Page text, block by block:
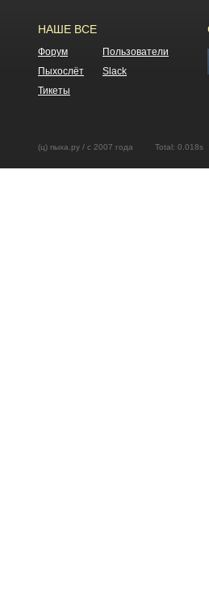
НАШЕ ВСЕ
Форум
Пользователи
Пыхослёт
Slack
Тикеты
(ц) пыха.ру / с 2007 года Total: